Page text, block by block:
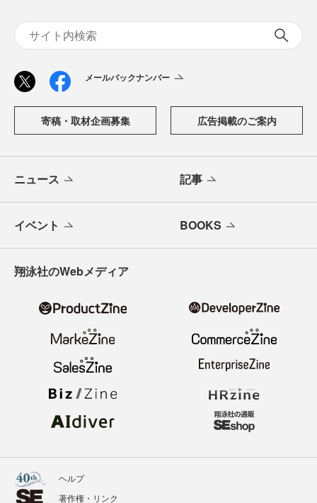
メールバックナンバー
寄稿・取材企画募集 広告掲載のご案内
ニュース 記事
イベント BOOKS
翔泳社のWebメディア
ヘルプ
著作権・リンク